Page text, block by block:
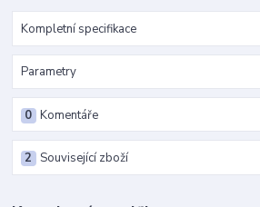
Kompletní specifikace
Parametry
Komentáře
0
Související zboží
2